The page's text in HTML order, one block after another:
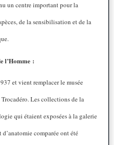
un centre important pour la
de la sensibilisation et de la
l’Homme :
et vient remplacer le musée
Les collections de la
qui étaient exposées à la galerie
comparée ont été